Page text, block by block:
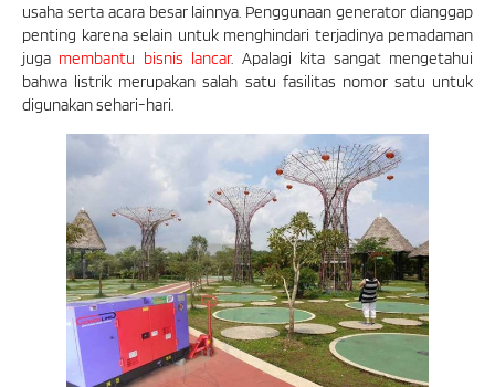
usaha serta acara besar lainnya. Penggunaan generator dianggap
penting karena selain untuk menghindari terjadinya pemadaman
juga membantu bisnis lancar. Apalagi kita sangat mengetahui
bahwa listrik merupakan salah satu fasilitas nomor satu untuk
digunakan sehari-hari.